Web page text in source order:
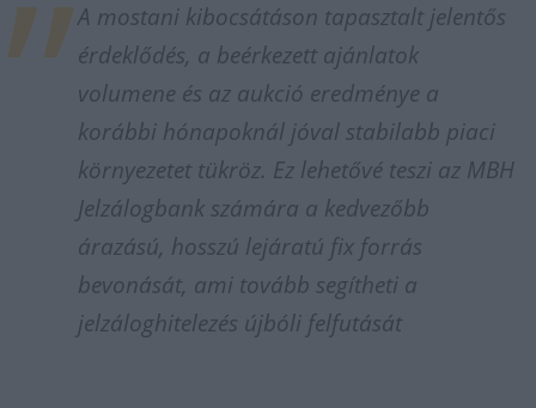
A mostani kibocsátáson tapasztalt jelentős
érdeklődés, a beérkezett ajánlatok
volumene és az aukció eredménye a
korábbi hónapoknál jóval stabilabb piaci
környezetet tükröz. Ez lehetővé teszi az MBH
Jelzálogbank számára a kedvezőbb
árazású, hosszú lejáratú fix forrás
bevonását, ami tovább segítheti a
jelzáloghitelezés újbóli felfutását